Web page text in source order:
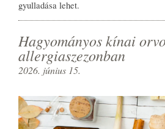
gyulladása lehet.
Hagyományos kínai
allergiaszezonban
2026. június 15.